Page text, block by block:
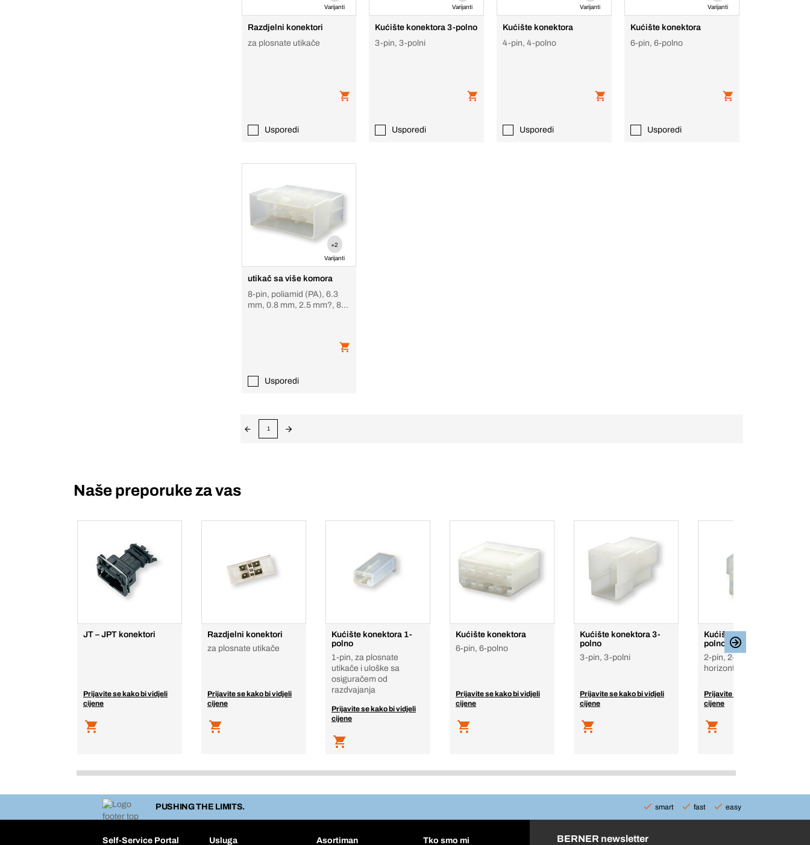
Varijanti
Razdjelni konektori
za plosnate utikače
Usporedi
Varijanti
Kućište konektora 3-polno
3-pin, 3-polni
Usporedi
Varijanti
Kućište konektora
4-pin, 4-polno
Usporedi
Varijanti
Kućište konektora
6-pin, 6-polno
Usporedi
+2
Varijanti
utikač sa više komora
8-pin, poliamid (PA), 6.3
mm, 0.8 mm, 2.5 mm?, 8-
Usporedi
1
Naše preporuke za vas
JT – JPT konektori
Prijavite se kako bi vidjeli
cijene
Razdjelni konektori
za plosnate utikače
Prijavite se kako bi vidjeli
cijene
Kućište konektora 1-
polno
1-pin, za plosnate
utikače i uloške sa
osiguračem od
razdvajanja
Prijavite se kako bi vidjeli
cijene
Kućište konektora
6-pin, 6-polno
Prijavite se kako bi vidjeli
cijene
Kućište konektora 3-
polno
3-pin, 3-polni
Prijavite se kako bi vidjeli
cijene
Kućište konektora 2-
polno T
2-pin, 2-polni
horizontalno vertikalni
Prijavite se kako bi vidjeli
cijene
PUSHING THE LIMITS. smart fast easy
Self-Service Portal Usluga Asortiman Tko smo mi BERNER newsletter